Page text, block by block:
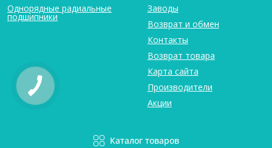
Однорядные радиальные
подшипники
Заводы
Возврат и обмен
Контакты
Возврат товара
Карта сайта
Производители
Акции
Каталог товаров